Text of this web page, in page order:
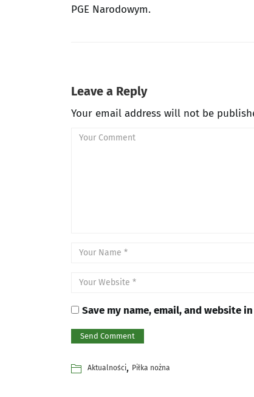
PGE Narodowym.
Leave a Reply
Your email address will not be
Save my name, email, and website
Aktualności, Piłka nożna